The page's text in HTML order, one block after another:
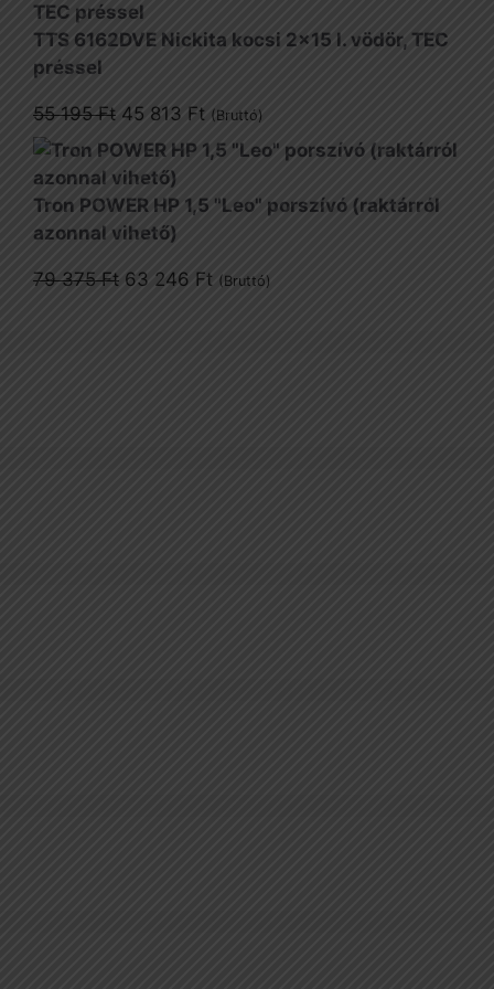
1
TTS 6162DVE Nickita kocsi 2x15 l. vödör, TEC
préssel
55 195Ft Original
price
was:
55
195 Ft.
45 813 FtCurrent
price
45
(Bruttó)
Tron POWER HP 1,5 "Leo" porszívó (raktárról
azonnal vihető)
79 375Ft Original
63 246 FtCurrent
(Bruttó)